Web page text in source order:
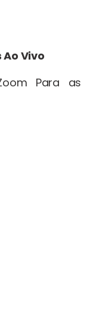
Vivo
Para as